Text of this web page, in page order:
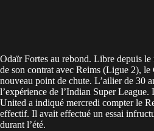
Odaïr Fortes au rebond. Libre depuis
de son contrat avec Reims (Ligue 2), le
nouveau point de chute. L’ailier de 30
l’expérience de l’Indian Super
United a indiqué mercredi compter le
effectif. Il avait effectué un essai
durant l’été.